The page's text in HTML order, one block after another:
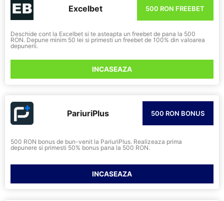
Excelbet 500 RON FREEBET
Deschide cont la Excelbet si te asteapta un freebet de pana la 500
RON. Depune minim 50 lei si primesti un freebet de 100% din valoarea
depunerii.
INCASEAZA
PariuriPlus 500 RON BONUS
500 RON bonus de bun-venit la PariuriPlus. Realizeaza prima
depunere si primesti 50% bonus pana la 500 RON.
INCASEAZA